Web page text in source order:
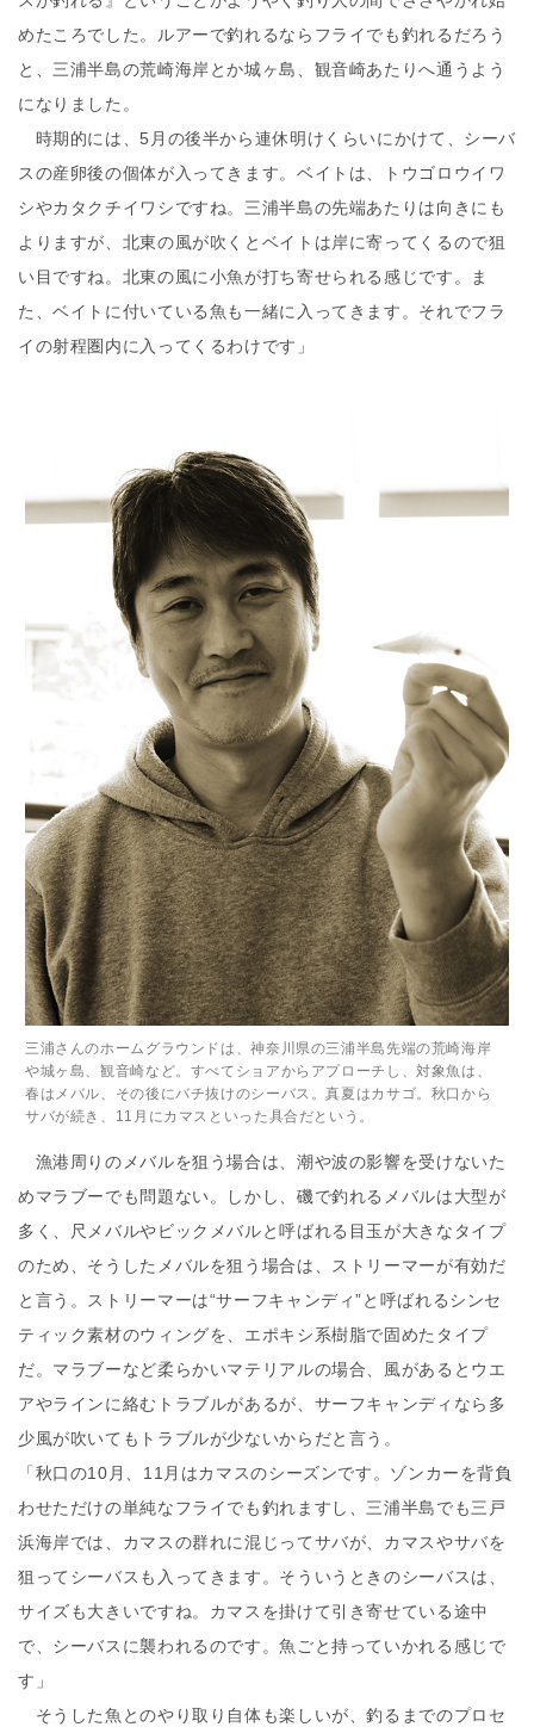
めたころでした。ルアーで釣れるならフライでも釣れるだろう
と、三浦半島の荒崎海岸とか城ヶ島、観音崎あたりへ通うよう
になりました。
時期的には、5月の後半から連休明けくらいにかけて、シーバ
スの産卵後の個体が入ってきます。ベイトは、トウゴロウイワ
シやカタクチイワシですね。三浦半島の先端あたりは向きにも
よりますが、北東の風が吹くとベイトは岸に寄ってくるので狙
い目ですね。北東の風に小魚が打ち寄せられる感じです。ま
た、ベイトに付いている魚も一緒に入ってきます。それでフラ
イの射程圏内に入ってくるわけです」
三浦さんのホームグラウンドは、神奈川県の三浦半島先端の荒崎海岸
や城ヶ島、観音崎など。すべてショアからアプローチし、対象魚は、
春はメバル、その後にバチ抜けのシーバス。真夏はカサゴ。秋口から
サバが続き、11月にカマスといった具合だという。
漁港周りのメバルを狙う場合は、潮や波の影響を受けないた
めマラブーでも問題ない。しかし、磯で釣れるメバルは大型が
多く、尺メバルやビックメバルと呼ばれる目玉が大きなタイプ
のため、そうしたメバルを狙う場合は、ストリーマーが有効だ
と言う。ストリーマーは“サーフキャンディ”と呼ばれるシンセ
ティック素材のウィングを、エポキシ系樹脂で固めたタイプ
だ。マラブーなど柔らかいマテリアルの場合、風があるとウエ
アやラインに絡むトラブルがあるが、サーフキャンディなら多
少風が吹いてもトラブルが少ないからだと言う。
「秋口の10月、11月はカマスのシーズンです。ゾンカーを背負
わせただけの単純なフライでも釣れますし、三浦半島でも三戸
浜海岸では、カマスの群れに混じってサバが、カマスやサバを
狙ってシーバスも入ってきます。そういうときのシーバスは、
サイズも大きいですね。カマスを掛けて引き寄せている途中
で、シーバスに襲われるのです。魚ごと持っていかれる感じで
す」
そうした魚とのやり取り自体も楽しいが、釣るまでのプロセ